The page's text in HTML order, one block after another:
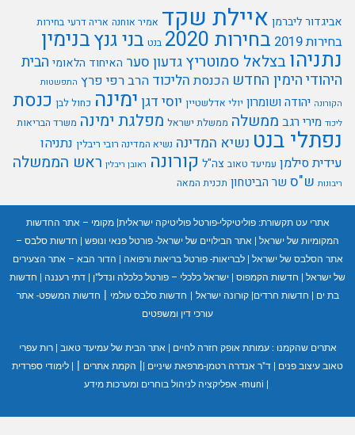
אביגדור ליברמןאיילת שקד אמיר אוחנה אריה דרעי בחירות
בחירות 2019 בחירות 2020 בנט בני גנץבנימין
נתניהו בצלאל סמוטריץגדעון סערהאיחוד הלאומיהבית
היהודיהימין החדש הכנסתהליכודהרב רפי פרץ התפשטות
הקורונה יהודה ושומרון יולי אדלשטיין יוסי דגןימינה כחול לבן כנסת
ליכוד מירי רגבממשלה ממשלת ישראל מפלגת ימינה משרד הבריאות
נפתלי בנט נשיא המדינה נשיא המדינה רובי ריבלין נתניהו
עידית סילמן עמיעד טאוב צה"לקורונה ראובן ריבלין ראש הממשלה
ריבונות ש"סשר הביטחון תכנית המאה
אתרי עט תקשורת:פוליטיקלי-פורטל פוליטיקה ישראלית| מקומי – אתר החדשות
המקומיות של ישראל| אתר הבילויים של ישראל- פורטל פנאי ונופש|
חדשות סלבס –
אתר הסלבס של ישראל| לבריאות- פורטל בריאות ורפואה|
הדור הבא – אתר הצעירים
של ישראל| חדשות הקמפוס| ישראל כלכלי – פורטל כלכלה ונדל"ן| דתי רעננה|
חדשות
בת ים| חדשות חרדים| קורונה ישראל | חדשות סלבס עולמי|
חדשות המשפט- אתר
עורכי דין ומשפטים
אתרים שהקמנו : עמותת אופק חזרה לחיים| אתר הבית של עמיעד טאוב|
רות עפרי
טאוב עיצוב פנים| ד"ר אנדרה רטמן-מרפאת שיניים|
| הקמת אתרים|
לימודי ספרדית
muni- אפליקציה לניהול בוחרים ומערכות מידע